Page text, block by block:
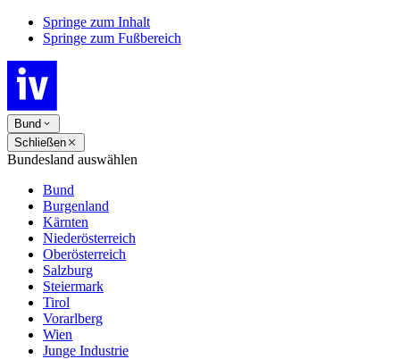
Springe zum Inhalt
Springe zum Fußbereich
Bund
Schließen
Bundesland auswählen
Bund
Burgenland
Kärnten
Niederösterreich
Oberösterreich
Salzburg
Steiermark
Tirol
Vorarlberg
Wien
Junge Industrie